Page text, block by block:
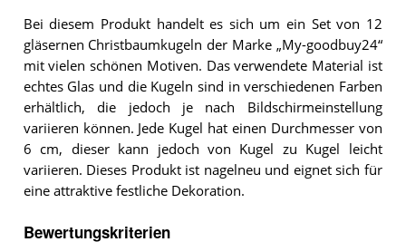
Bei diesem Produkt handelt es sich um ein Set von 12
gläsernen Christbaumkugeln der Marke „My-goodbuy24“
mit vielen schönen Motiven. Das verwendete Material ist
echtes Glas und die Kugeln sind in verschiedenen Farben
erhältlich, die jedoch je nach Bildschirmeinstellung
variieren können. Jede Kugel hat einen Durchmesser von
6 cm, dieser kann jedoch von Kugel zu Kugel leicht
variieren. Dieses Produkt ist nagelneu und eignet sich für
eine attraktive festliche Dekoration.
Bewertungskriterien